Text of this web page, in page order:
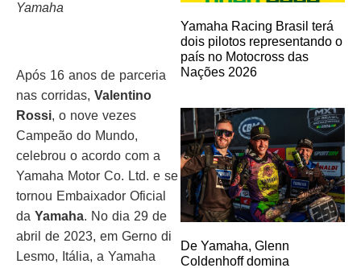
Yamaha
Após 16 anos de parceria
nas corridas, Valentino
Rossi, o nove vezes
Campeão do Mundo,
celebrou o acordo com a
Yamaha Motor Co. Ltd. e se
tornou Embaixador Oficial
da Yamaha. No dia 29 de
abril de 2023, em Gerno di
Lesmo, Itália, a Yamaha
Yamaha Racing Brasil terá
dois pilotos representando o
país no Motocross das
Nações 2026
De Yamaha, Glenn
Coldenhoff domina